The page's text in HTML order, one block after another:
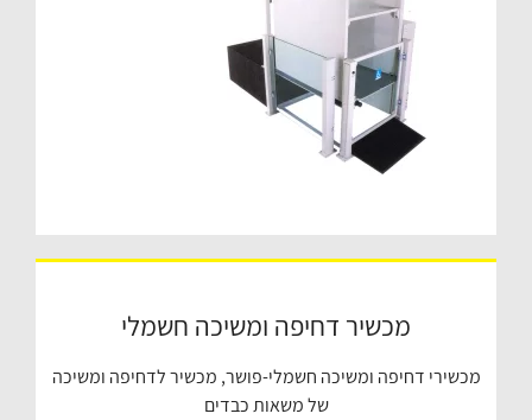
מכשיר דחיפה ומשיכה חשמלי
מכשירי דחיפה ומשיכה חשמלי-פושר, מכשיר לדחיפה ומשיכה
של משאות כבדים